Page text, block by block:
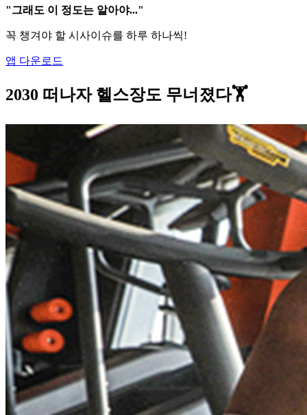
"그래도 이 정도는 알아야..."
꼭 챙겨야 할 시사이슈를 하루 하나씩!
앱 다운로드
2030 떠나자 헬스장도 무너졌다🏋️